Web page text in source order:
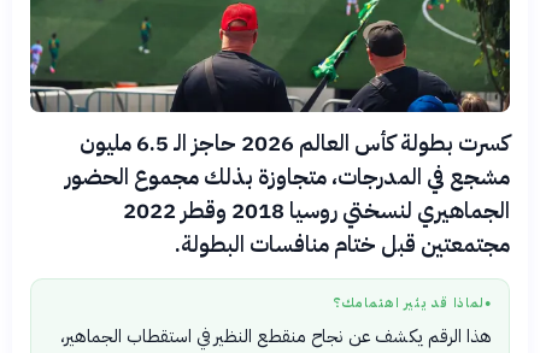
كسرت بطولة كأس العالم 2026 حاجز الـ 6.5 مليون
مشجع في المدرجات، متجاوزة بذلك مجموع الحضور
الجماهيري لنسختي روسيا 2018 وقطر 2022
مجتمعتين قبل ختام منافسات البطولة.
● لماذا قد يثير اهتمامك؟
هذا الرقم يكشف عن نجاح منقطع النظير في استقطاب الجماهير،